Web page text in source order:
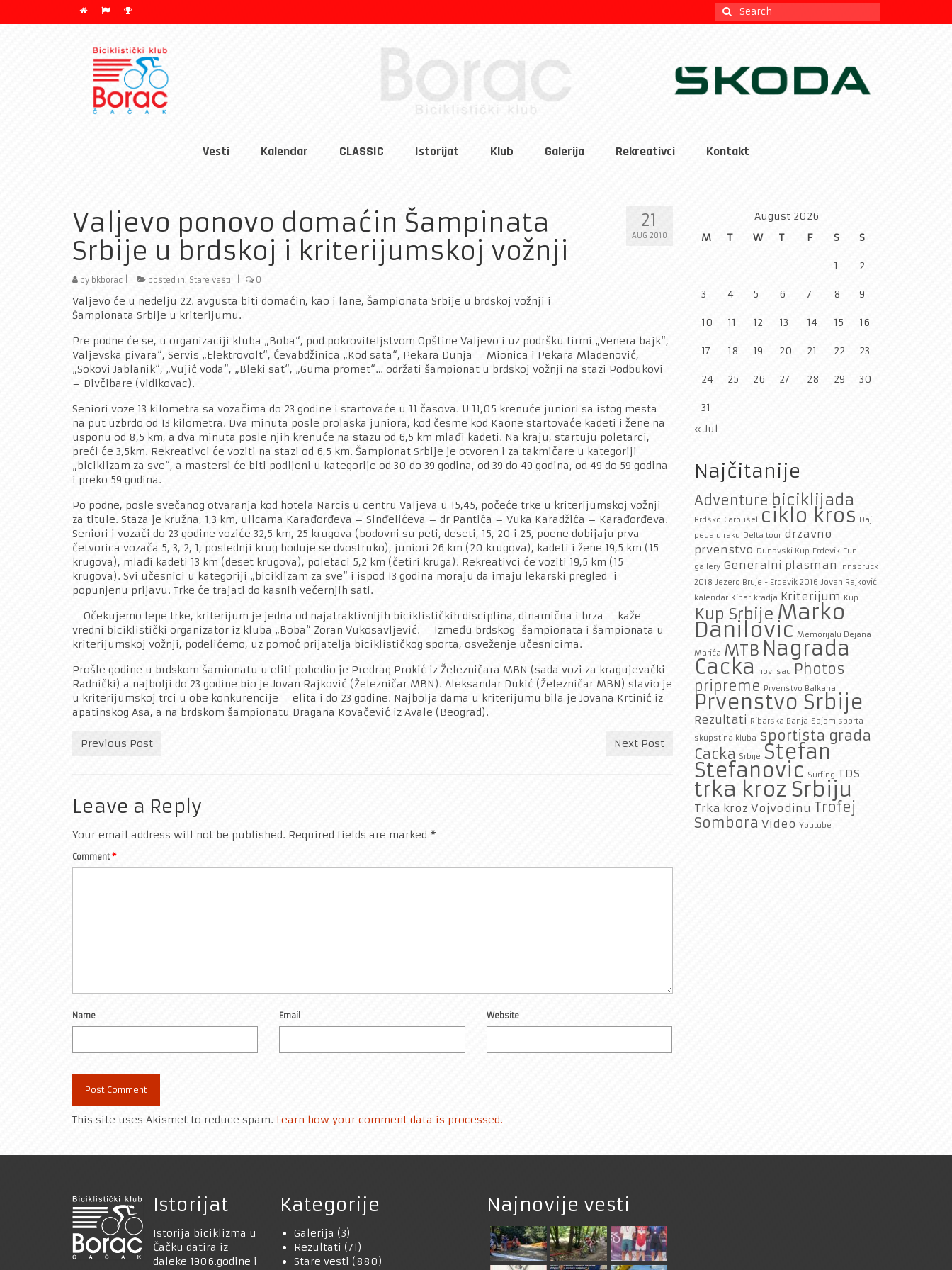
Search
for:
Vesti Kalendar CLASSIC Istorijat Klub Galerija Rekreativci Kontakt
21
AUG 2010
Valjevo ponovo domaćin Šampinata
Srbije u brdskoj i kriterijumskoj vožnji
by bkborac posted in: Stare vesti 0
Valjevo će u nedelju 22. avgusta biti domaćin, kao i lane, Šampionata Srbije u brdskoj vožnji i
Šampionata Srbije u kriterijumu.
Pre podne će se, u organizaciji kluba „Boba“, pod pokroviteljstvom Opštine Valjevo i uz podršku firmi „Venera bajk“,
Valjevska pivara“, Servis „Elektrovolt“, Ćevabdžinica „Kod sata“, Pekara Dunja – Mionica i Pekara Mladenović,
„Sokovi Jablanik“, „Vujić voda“, „Bleki sat“, „Guma promet“… održati šampionat u brdskoj vožnji na stazi Podbukovi
– Divčibare (vidikovac).
Seniori voze 13 kilometra sa vozačima do 23 godine i startovaće u 11 časova. U 11,05 krenuće juniori sa istog mesta
na put uzbrdo od 13 kilometra. Dva minuta posle prolaska juniora, kod česme kod Kaone startovaće kadeti i žene na
usponu od 8,5 km, a dva minuta posle njih krenuće na stazu od 6,5 km mlađi kadeti. Na kraju, startuju poletarci,
preći će 3,5km. Rekreativci će voziti na stazi od 6,5 km. Šampionat Srbije je otvoren i za takmičare u kategoriji
„biciklizam za sve“, a mastersi će biti podljeni u kategorije od 30 do 39 godina, od 39 do 49 godina, od 49 do 59 godina
i preko 59 godina.
Po podne, posle svečanog otvaranja kod hotela Narcis u centru Valjeva u 15,45, počeće trke u kriterijumskoj vožnji
za titule. Staza je kružna, 1,3 km, ulicama Karađorđeva – Sinđelićeva – dr Pantića – Vuka Karadžića – Karađorđeva.
Seniori i vozači do 23 godine voziće 32,5 km, 25 krugova (bodovni su peti, deseti, 15, 20 i 25, poene dobijaju prva
četvorica vozača 5, 3, 2, 1, poslednji krug boduje se dvostruko), juniori 26 km (20 krugova), kadeti i žene 19,5 km (15
krugova), mlađi kadeti 13 km (deset krugova), poletaci 5,2 km (četiri kruga). Rekreativci će voziti 19,5 km (15
krugova). Svi učesnici u kategoriji „biciklizam za sve“ i ispod 13 godina moraju da imaju lekarski pregled i
popunjenu prijavu. Trke će trajati do kasnih večernjih sati.
– Očekujemo lepe trke, kriterijum je jedna od najatraktivnijih biciklističkih disciplina, dinamična i brza – kaže
vredni biciklistički organizator iz kluba „Boba“ Zoran Vukosavljević. – Između brdskog šampionata i šampionata u
kriterijumskoj vožnji, podelićemo, uz pomoć prijatelja biciklističkog sporta, osveženje učesnicima.
Prošle godine u brdskom šamionatu u eliti pobedio je Predrag Prokić iz Železničara MBN (sada vozi za kragujevački
Radnički) a najbolji do 23 godine bio je Jovan Rajković (Železničar MBN). Aleksandar Dukić (Železničar MBN) slavio je
u kriterijumskoj trci u obe konkurencije – elita i do 23 godine. Najbolja dama u kriterijumu bila je Jovana Krtinić iz
apatinskog Asa, a na brdskom šampionatu Dragana Kovačević iz Avale (Beograd).
Previous Post Next Post
Leave a Reply
Your email address will not be published. Required fields are marked *
Comment*
Name Email Website
This site uses Akismet to reduce spam. Learn how your comment data is processed.
August 2026
M
T W T F S S
1 2
3 4 5 6 7 8 9
10 11 12 13 14 15 16
17 18 19 20 21 22 23
24 25 26 27 28 29 30
31
« Jul
Najčitanije
Adventure biciklijada
Brdsko Carousel ciklo kros
Daj
pedalu raku Delta tour drzavno
prvenstvo
Dunavski Kup Erdevik Fun
gallery Generalni plasman
Innsbruck
2018 Jezero Bruje - Erdevik 2016 Jovan Rajković
kalendar Kipar kradja Kriterijum Kup
Kup Srbije Marko
Danilovic Memorijalu Dejana
Marića MTB Nagrada
Cacka novi sad
Photos
pripreme
Prvenstvo Balkana
Prvenstvo Srbije
Rezultati Ribarska Banja Sajam sporta
skupstina kluba sportista grada
Cacka Srbije Stefan
Stefanovic Surfing TDS
trka kroz Srbiju
Trka kroz Vojvodinu Trofej
Sombora Video Youtube
Istorijat
Istorija biciklizma u
Čačku datira iz
daleke 1906.godine i
Kategorije
Galerija (3)
Rezultati (71)
Stare vesti (880)
Najnovije vesti